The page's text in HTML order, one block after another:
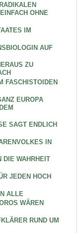
OHNE
IM
AUF
ZU
FASCHISTOIDEN
EUROPA
SAGT ENDLICH
IN
DIE WAHRHEIT
JEDEN HOCH
ALLE
WÄREN
RUND UM